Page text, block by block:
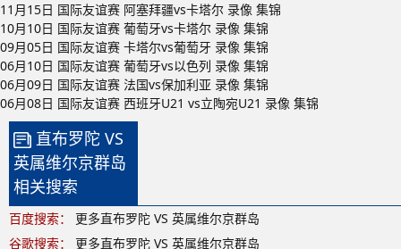
11月15日 国际友谊赛 阿塞拜疆vs卡塔尔 录像 集锦
10月10日 国际友谊赛 葡萄牙vs卡塔尔 录像 集锦
09月05日 国际友谊赛 卡塔尔vs葡萄牙 录像 集锦
06月10日 国际友谊赛 葡萄牙vs以色列 录像 集锦
06月09日 国际友谊赛 法国vs保加利亚 录像 集锦
06月08日 国际友谊赛 西班牙U21 vs立陶宛U21 录像 集锦
直布罗陀 VS
英属维尔京群岛
相关搜索
百度搜索：
更多直布罗陀 VS 英属维尔京群岛
谷歌搜索：
更多直布罗陀 VS 英属维尔京群岛